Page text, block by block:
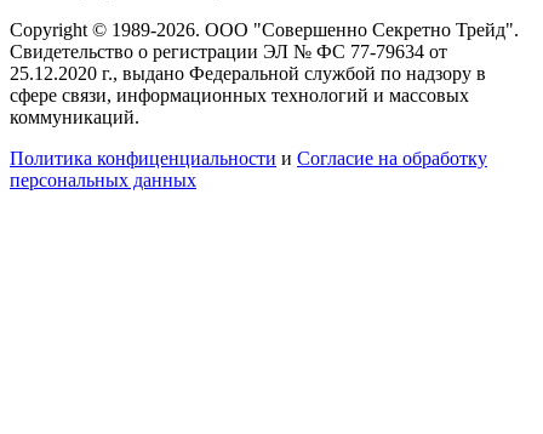
Copyright © 1989-2026. ООО "Совершенно Секретно Трейд".
Свидетельство о регистрации ЭЛ № ФС 77-79634 от
25.12.2020 г., выдано Федеральной службой по надзору в
сфере связи, информационных технологий и массовых
коммуникаций.
Политика конфиценциальности и Согласие на обработку
персональных данных